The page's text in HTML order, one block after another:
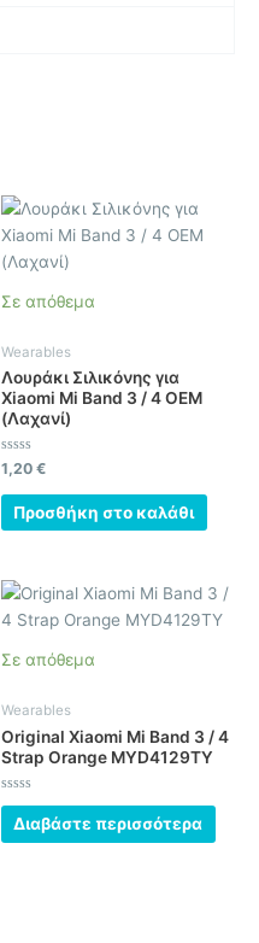
Σε απόθεμα
Wearables
Λουράκι Σιλικόνης για
Xiaomi Mi Band 3 / 4 OEM
(Λαχανί)
Βαθμολογήθηκε
με
0
από
1,20 €
Προσθήκη στο καλάθι
Σε απόθεμα
Wearables
Original Xiaomi Mi Band 3 / 4
Strap Orange MYD4129TY
Βαθμολογήθηκε
από
Διαβάστε περισσότερα